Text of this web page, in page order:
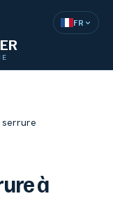
FR
serrure
à